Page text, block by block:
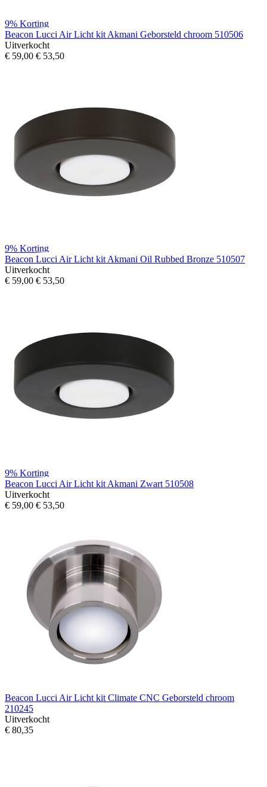
9% Korting
Beacon Lucci Air Licht kit Akmani Geborsteld chroom 510506
Uitverkocht
€ 59,00 € 53,50
9% Korting
Beacon Lucci Air Licht kit Akmani Oil Rubbed Bronze 510507
Uitverkocht
€ 59,00 € 53,50
9% Korting
Beacon Lucci Air Licht kit Akmani Zwart 510508
Uitverkocht
€ 59,00 € 53,50
Beacon Lucci Air Licht kit Climate CNC Geborsteld chroom
210245
Uitverkocht
€ 80,35